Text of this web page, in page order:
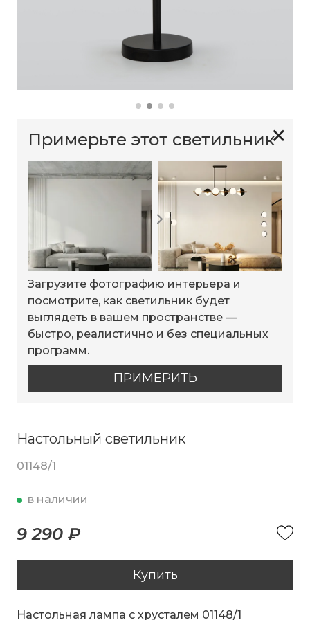
✕
Примерьте этот светильник
Загрузите фотографию интерьера и
посмотрите, как светильник будет
выглядеть в вашем пространстве —
быстро, реалистично и без специальных
программ.
ПРИМЕРИТЬ
Настольный светильник
01148/1
в наличии
9 290 ₽
Купить
Настольная лампа с хрусталем 01148/1